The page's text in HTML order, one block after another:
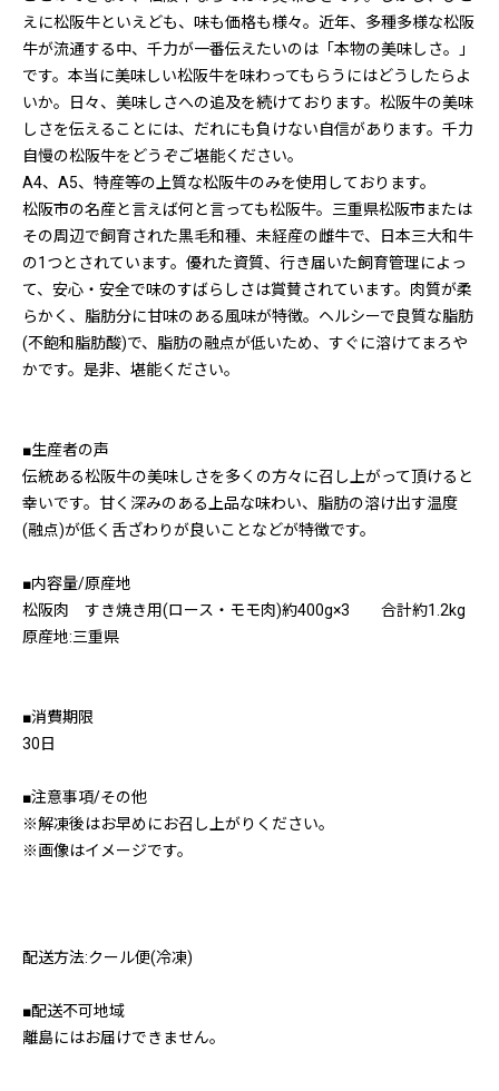
えに松阪牛といえども、味も価格も様々。近年、多種多様な松阪
牛が流通する中、千力が一番伝えたいのは「本物の美味しさ。」
です。本当に美味しい松阪牛を味わってもらうにはどうしたらよ
いか。日々、美味しさへの追及を続けております。松阪牛の美味
しさを伝えることには、だれにも負けない自信があります。千力
自慢の松阪牛をどうぞご堪能ください。
A4、A5、特産等の上質な松阪牛のみを使用しております。
松阪市の名産と言えば何と言っても松阪牛。三重県松阪市または
その周辺で飼育された黒毛和種、未経産の雌牛で、日本三大和牛
の1つとされています。優れた資質、行き届いた飼育管理によっ
て、安心・安全で味のすばらしさは賞賛されています。肉質が柔
らかく、脂肪分に甘味のある風味が特徴。ヘルシーで良質な脂肪
(不飽和脂肪酸)で、脂肪の融点が低いため、すぐに溶けてまろや
かです。是非、堪能ください。
■生産者の声
伝統ある松阪牛の美味しさを多くの方々に召し上がって頂けると
幸いです。甘く深みのある上品な味わい、脂肪の溶け出す温度
(融点)が低く舌ざわりが良いことなどが特徴です。
■内容量/原産地
松阪肉 すき焼き用(ロース・モモ肉)約400g×3 合計約1.2kg
原産地:三重県
■消費期限
30日
■注意事項/その他
※解凍後はお早めにお召し上がりください。
※画像はイメージです。
配送方法:クール便(冷凍)
■配送不可地域
離島にはお届けできません。